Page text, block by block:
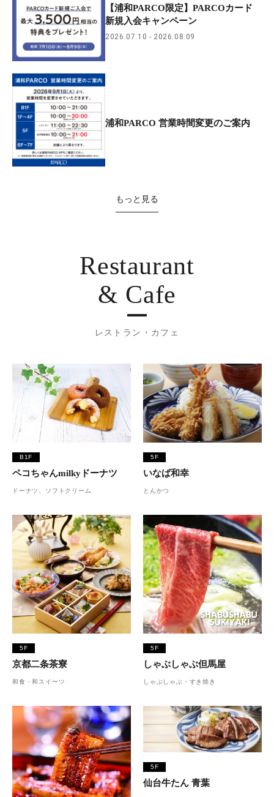
【浦和PARCO限定】PARCOカード
新規入会キャンペーン
2026.07.10 2026.08.09
浦和PARCO 営業時間変更のご案内
もっと見る
Restaurant
& Cafe
レストラン・カフェ
B1F
ペコちゃんmilkyドーナツ
ドーナツ、ソフトクリーム
5F
いなば和幸
とんかつ
5F
京都二条茶寮
和食・和スイーツ
5F
しゃぶしゃぶ但馬屋
しゃぶしゃぶ・すき焼き
5F
仙台牛たん 青葉